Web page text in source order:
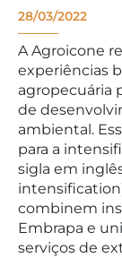
28/03/2022
A Agroicone
experiências
agropecuária
de
ambiental.
para a
sigla em
combinem
Embrapa e
serviços de